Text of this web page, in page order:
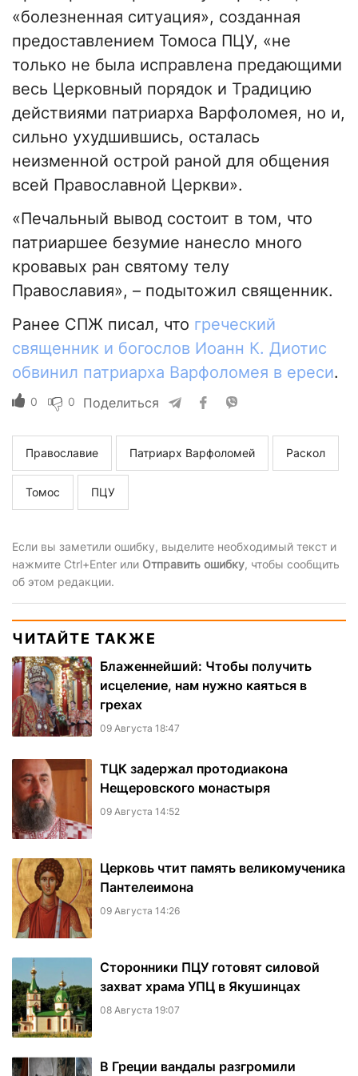
«болезненная ситуация», созданная
предоставлением Томоса ПЦУ, «не
только не была исправлена предающими
весь Церковный порядок и Традицию
действиями патриарха Варфоломея, но и,
сильно ухудшившись, осталась
неизменной острой раной для общения
всей Православной Церкви».
«Печальный вывод состоит в том, что
патриаршее безумие нанесло много
кровавых ран святому телу
Православия», – подытожил священник.
Ранее СПЖ писал, что греческий
священник и богослов Иоанн К. Диотис
обвинил патриарха Варфоломея в ереси.
0 0 Поделиться
Православие Патриарх Варфоломей Раскол
Томос ПЦУ
Если вы заметили ошибку, выделите необходимый текст и
нажмите Ctrl+Enter или Отправить ошибку, чтобы сообщить
об этом редакции.
ЧИТАЙТЕ ТАКЖЕ
Блаженнейший: Чтобы получить
исцеление, нам нужно каяться в
грехах
09 Августа 18:47
ТЦК задержал протодиакона
Нещеровского монастыря
09 Августа 14:52
Церковь чтит память великомученика
Пантелеимона
09 Августа 14:26
Сторонники ПЦУ готовят силовой
захват храма УПЦ в Якушинцах
08 Августа 19:07
В Греции вандалы разгромили